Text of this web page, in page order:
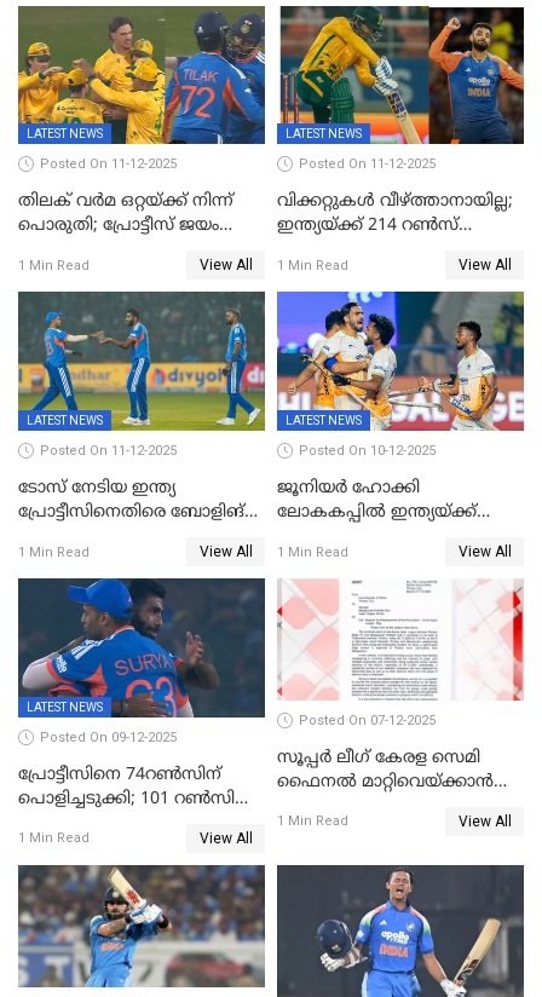
മലയാളി താരം വിഘ്നേഷ്
പുത്തുർ രാജസ്ഥാനിൽ
കോക്ക് മുംബൈ
ഇന്ത്യന്‍സില്‍; 25കോടിക്ക്
കാമറൂൺ ഗ്രീൻ
കൊൽക്കത്തയിൽ
LATEST NEWS
Posted On 11-12-2025
തിലക് വർമ ഒറ്റയ്ക്ക് നിന്ന്
പൊരുതി; പ്രോട്ടീസ് ജയം
1 Min Read View All
LATEST NEWS
Posted On 11-12-2025
വിക്കറ്റുകൾ വീഴ്ത്താനായില്ല;
ഇന്ത്യയ്ക്ക് 214 റൺസ്
ഡികോക്ക് കസറി
1 Min Read View All
LATEST NEWS
Posted On 11-12-2025
ടോസ് നേടിയ ഇന്ത്യ
പ്രോട്ടീസിനെതിരെ ബോളിങ്
1 Min Read View All
LATEST NEWS
Posted On 10-12-2025
ജൂനിയര്‍ ഹോക്കി
ലോകകപ്പിൽ ഇന്ത്യയ്ക്ക്
1 Min Read View All
LATEST NEWS
Posted On 09-12-2025
പ്രോട്ടീസിനെ 74റൺസിന്‌
പൊളിച്ചടുക്കി; 101 റൺസിന്റെ
വിക്കറ്റ് തികയ്ക്കുന്ന
താരമായി ബുമ്ര
1 Min Read View All
Posted On 07-12-2025
സൂപ്പർ ലീഗ് കേരള സെമി
ഫൈനൽ മാറ്റിവെയ്ക്കാൻ
1 Min Read View All